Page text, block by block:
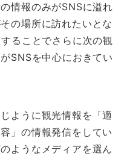
情報のみがSNSに溢れ
の場所に訪れたいとな
ることでさらに次の観
SNSを中心におきてい
ように観光情報を「適
」の情報発信をしてい
ようなメディアを選ん